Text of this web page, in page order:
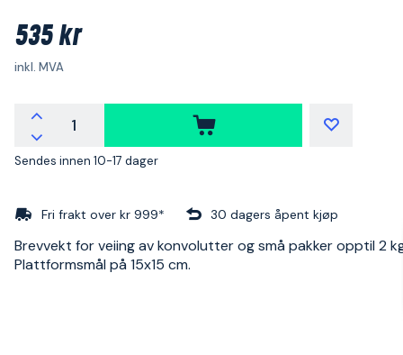
535 kr
inkl. MVA
Sendes innen 10-17 dager
Fri frakt over kr 999* 30 dagers åpent kjøp
Brevvekt for veiing av konvolutter og små pakker opptil 2
Plattformsmål på 15x15 cm.